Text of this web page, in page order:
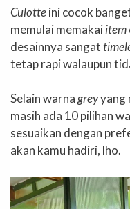
Culotteini cocok
memulai memakaiitem
desainnya sangat
tetap rapi walaupun
Selain warnagreyyang
masih ada 10 pilihan
sesuaikan dengan
akan kamu hadiri, lho.